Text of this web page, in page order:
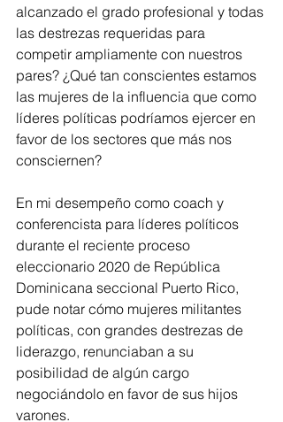
alcanzado el grado profesional y todas
las destrezas requeridas para
competir ampliamente con nuestros
pares? ¿Qué tan conscientes estamos
las mujeres de la influencia que como
líderes políticas podríamos ejercer en
favor de los sectores que más nos
consciernen?
En mi desempeño como coach y
conferencista para líderes políticos
durante el reciente proceso
eleccionario 2020 de República
Dominicana seccional Puerto Rico,
pude notar cómo mujeres militantes
políticas, con grandes destrezas de
liderazgo, renunciaban a su
posibilidad de algún cargo
negociándolo en favor de sus hijos
varones.